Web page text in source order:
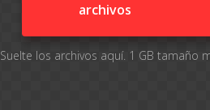
archivos
Suelte los archivos aquí. 1 GB tamaño